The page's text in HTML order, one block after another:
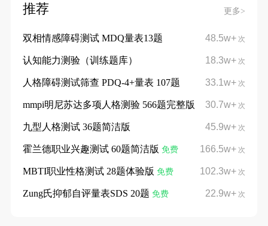
推荐 更多>
48.5w+ 次
双相情感障碍测试 MDQ量表13题
18.3w+ 次
认知能力测验（训练题库）
33.1w+ 次
人格障碍测试筛查 PDQ-4+量表 107题
30.7w+ 次
mmpi明尼苏达多项人格测验 566题完整版
45.9w+ 次
九型人格测试 36题简洁版
166.5w+ 次
霍兰德职业兴趣测试 60题简洁版 免费
102.3w+ 次
MBTI职业性格测试 28题体验版 免费
22.9w+ 次
Zung氏抑郁自评量表SDS 20题 免费